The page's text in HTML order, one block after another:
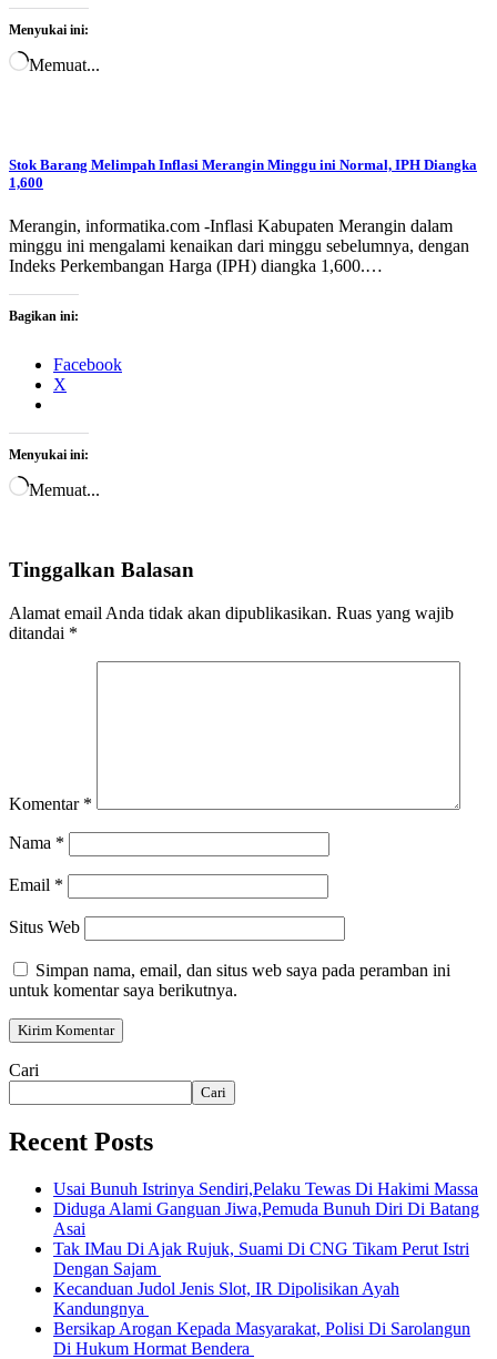
Menyukai ini:
Memuat...
Stok Barang Melimpah Inflasi Merangin Minggu ini Normal, IPH Diangka
1,600
Merangin, informatika.com -Inflasi Kabupaten Merangin dalam
minggu ini mengalami kenaikan dari minggu sebelumnya, dengan
Indeks Perkembangan Harga (IPH) diangka 1,600.…
Bagikan ini:
Facebook
X
Menyukai ini:
Memuat...
Tinggalkan Balasan
Alamat email Anda tidak akan dipublikasikan. Ruas yang wajib
ditandai *
Komentar *
Nama *
Email *
Situs Web
Simpan nama, email, dan situs web saya pada peramban ini
untuk komentar saya berikutnya.
Cari
Cari
Recent Posts
Usai Bunuh Istrinya Sendiri,Pelaku Tewas Di Hakimi Massa
Diduga Alami Ganguan Jiwa,Pemuda Bunuh Diri Di Batang
Asai
Tak IMau Di Ajak Rujuk, Suami Di CNG Tikam Perut Istri
Dengan Sajam
Kecanduan Judol Jenis Slot, IR Dipolisikan Ayah
Kandungnya
Bersikap Arogan Kepada Masyarakat, Polisi Di Sarolangun
Di Hukum Hormat Bendera